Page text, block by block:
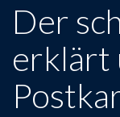
Der
erklärt